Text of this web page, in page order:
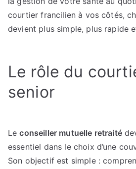
courtier francilien à vos côtés,
devient plus simple, plus rapide
Le rôle du
senior
Leconseiller mutuelle retraité
essentiel dans le choix d’une
Son objectif est simple :